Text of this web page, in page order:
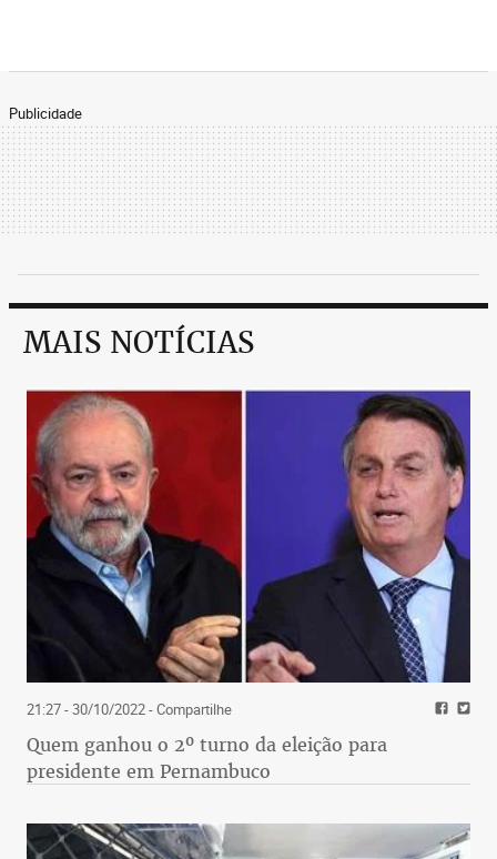
Publicidade
MAIS NOTÍCIAS
21:27 - 30/10/2022- Compartilhe
Quem ganhou o 2º turno da eleição para
presidente em Pernambuco